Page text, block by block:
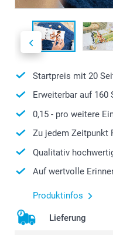
Startpreis mit 20
Erweiterbar auf 160
0,15 - pro weitere
Zu jedem Zeitpunkt
Qualitativ
Auf wertvolle
Produktinfos
Lieferung